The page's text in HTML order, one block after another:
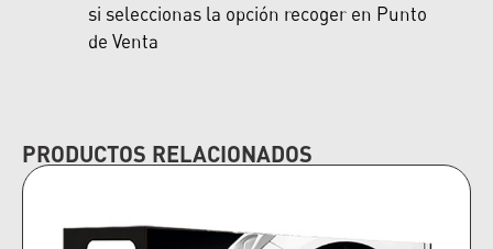
si seleccionas la opción recoger en Punto
de Venta
PRODUCTOS RELACIONADOS